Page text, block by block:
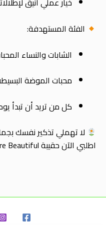
الفئة المستهدفة:
الشابات والنساء
محبات الموضة
كل من تريد أن تبدأ
لا تهملي تذكير نفسك
اطلبي الآن حقيبة You Are Beautiful وكوني مصدر إشراق وإيجابية هذا الصيف!